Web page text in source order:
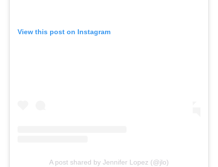
View this post on Instagram
A post shared by Jennifer Lopez (@jlo)